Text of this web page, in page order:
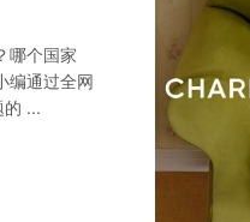
哪个国家
编通过全网
...